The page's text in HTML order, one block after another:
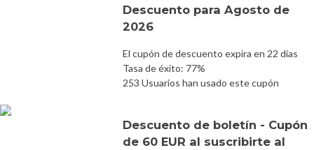
Descuento para Agosto de
2026
El cupón de descuento expira en 22 días
Tasa de éxito: 77%
253 Usuarios han usado este cupón
Descuento de boletín - Cupón
de 60 EUR al suscribirte al